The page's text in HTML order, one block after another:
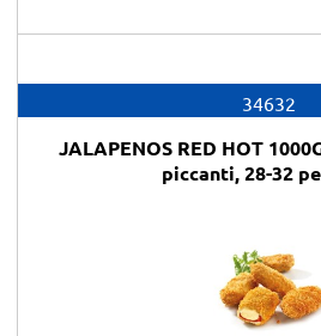
34632
JALAPENOS RED HOT
piccanti, 28-32